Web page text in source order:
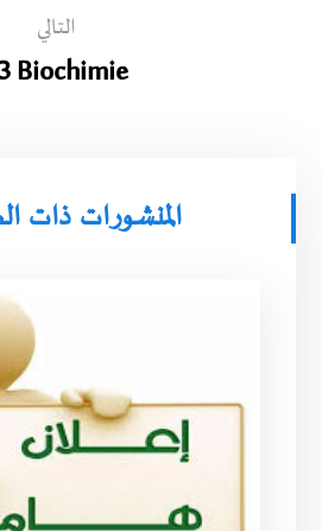
التالي
Biochimie
المنشورات ذات